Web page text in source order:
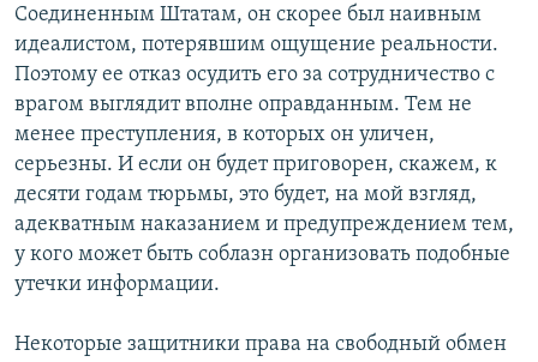
Соединенным Штатам, он скорее был наивным
идеалистом, потерявшим ощущение реальности.
Поэтому ее отказ осудить его за сотрудничество с
врагом выглядит вполне оправданным. Тем не
менее преступления, в которых он уличен,
серьезны. И если он будет приговорен, скажем, к
десяти годам тюрьмы, это будет, на мой взгляд,
адекватным наказанием и предупреждением тем,
у кого может быть соблазн организовать подобные
утечки информации.
Некоторые защитники права на свободный обмен